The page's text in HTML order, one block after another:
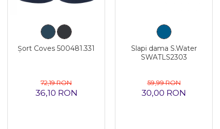
Șort Coves 500481.331
72,19 RON
36,10 RON
Slapi dama S.Water
SWATLS2303
59,99 RON
30,00 RON